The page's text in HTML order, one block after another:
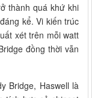
thành quá khứ khi
kể. Vi kiến trúc
xét trên mỗi watt
đồng thời vẫn
Bridge, Haswell là